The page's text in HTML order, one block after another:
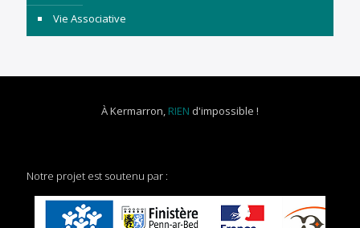
Vie Associative
À Kermarron, RIEN d'impossible !
Notre projet est soutenu par :